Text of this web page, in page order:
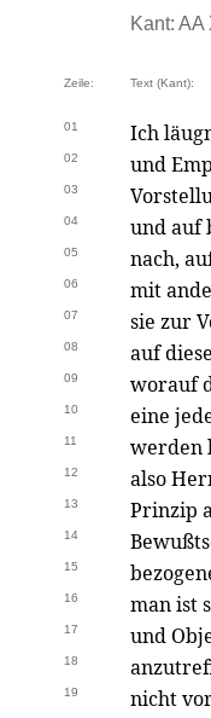
Kant:
Zeile: Text (Kant):
01 Ich
02 und
03
04 und auf
05 nach,
06 mit
07 sie zur
08 auf
09 worauf
10 eine
11 werden
12 also
13 Prinzip
14
15
16 man ist
17 und
18
19 nicht